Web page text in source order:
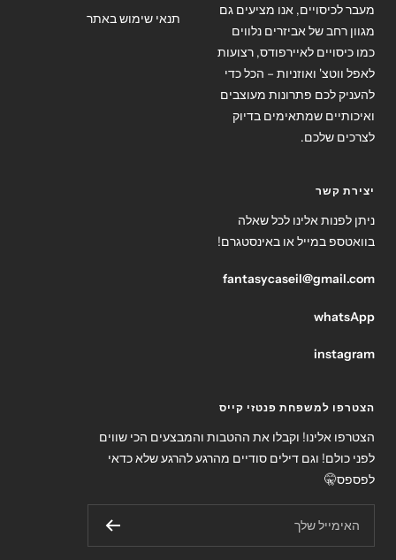
מעבר לכיסויים, אנו מציעים גם
מגוון רחב של אביזרים נלווים
כמו כיסויים לאיירפודס, רצועות
לאפל ווטצ' ואוזניות – הכל כדי
להעניק לכם פתרונות מעוצבים
ואיכותיים שמתאימים בדיוק
לצרכים שלכם.
תנאי שימוש באתר
יצירת קשר
ניתן לפנות אלינו לכל שאלה
בוואטספ במייל או באינסטגרם!
fantasycaseil@gmail.com
whatsApp
instagram
הצטרפו למשפחת פנטזי קייס
הצטרפו אלינו! וקבלו את ההטבות והמבצעים הכי שווים
לפני כולם! וגם דילים סודיים מהרגע להרגע שלא כדאי
לפספס🤫
האימייל שלך